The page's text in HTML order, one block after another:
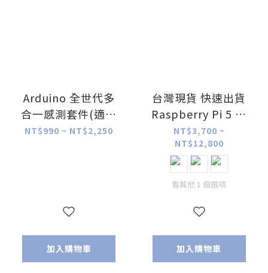
Arduino 全世代多
合一感測套件(適用
R3、R4、UNO Q各
NT$990 ~ NT$2,250
加入購物車
台灣現貨 快速出貨
Raspberry Pi 5 樹
莓派5
(2G/4G/8G/16G)
含稅價
NT$3,700 ~
NT$12,800
看其他 1 個選項
加入購物車